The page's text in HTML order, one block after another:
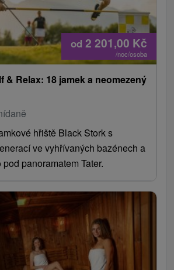
od 2 201,00 Kč
/noc/osoba
& Relax: 18 jamek a neomezený
hřiště Black Stork s
ve vyhřívaných bazénech a
panoramatem Tater.